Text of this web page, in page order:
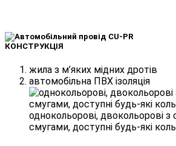
КОНСТРУКЦІЯ
жила з м’яких мідних дротів
автомобільна ПВХ ізоляція
однокольорові, двокольорові
смугами, доступні будь-які